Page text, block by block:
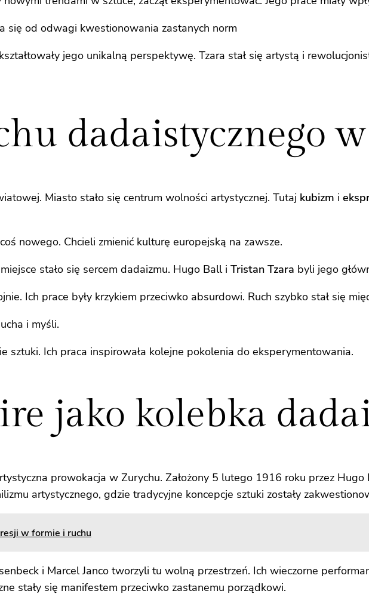
się od odwagi kwestionowania zastanych norm
jego unikalną perspektywę. Tzara stał się artystą i
dadaistycznego
Miasto stało się centrum wolności artystycznej. Tutaj kubizm i
nowego. Chcieli zmienić kulturę europejską na zawsze.
stało się sercem dadaizmu. Hugo Ball i Tristan Tzara byli jego
Ich prace były krzykiem przeciwko absurdowi. Ruch szybko stał się
i myśli.
Ich praca inspirowała kolejne pokolenia do eksperymentowania.
jako kolebka
prowokacja w Zurychu. Założony 5 lutego 1916 roku przez
artystycznego, gdzie tradycyjne koncepcje sztuki zostały
w formie i ruchu
i Marcel Janco tworzyli tu wolną przestrzeń. Ich wieczorne
stały się manifestem przeciwko zastanemu porządkowi.